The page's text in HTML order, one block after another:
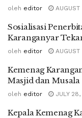
oleh editor AUGUST
Sosialisasi
Karanganyar
oleh editor AUGUST
Kemenag
Masjid dan Musala
oleh editor JULY
Kepala Kemenag